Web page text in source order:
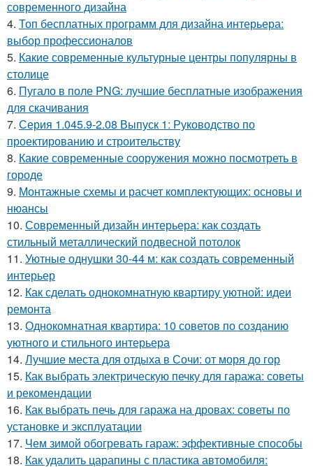
современного дизайна
4. Топ бесплатных программ для дизайна интерьера:
выбор профессионалов
5. Какие современные культурные центры популярны в
столице
6. Пугало в поле PNG: лучшие бесплатные изображения
для скачивания
7. Серия 1.045.9-2.08 Выпуск 1: Руководство по
проектированию и строительству
8. Какие современные сооружения можно посмотреть в
городе
9. Монтажные схемы и расчет комплектующих: основы и
нюансы
10. Современный дизайн интерьера: как создать
стильный металлический подвесной потолок
11. Уютные однушки 30-44 м: как создать современный
интерьер
12. Как сделать однокомнатную квартиру уютной: идеи
ремонта
13. Однокомнатная квартира: 10 советов по созданию
уютного и стильного интерьера
14. Лучшие места для отдыха в Сочи: от моря до гор
15. Как выбрать электрическую печку для гаража: советы
и рекомендации
16. Как выбрать печь для гаража на дровах: советы по
установке и эксплуатации
17. Чем зимой обогревать гараж: эффективные способы
18. Как удалить царапины с пластика автомобиля: